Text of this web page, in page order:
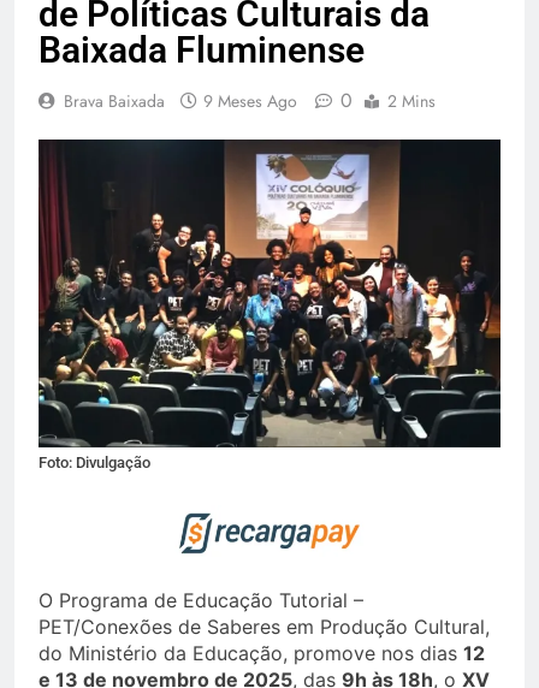
de Políticas Culturais da
Baixada Fluminense
Brava Baixada 9 Meses Ago 0 2 Mins
Foto: Divulgação
O Programa de Educação Tutorial –
PET/Conexões de Saberes em Produção Cultural,
do Ministério da Educação, promove nos dias 12
e 13 de novembro de 2025, das 9h às 18h, o XV